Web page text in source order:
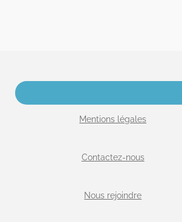
Mentions légales
Contactez-nous
Nous rejoindre